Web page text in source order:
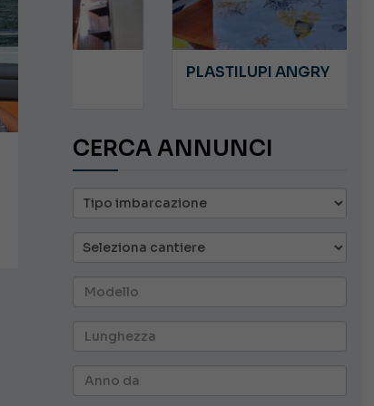
PLASTILUPI ANGRY
CERCA ANNUNCI